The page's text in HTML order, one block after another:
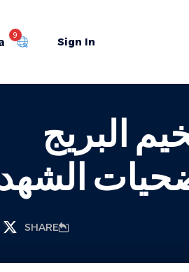
Sign In
9
البريج
SHARE